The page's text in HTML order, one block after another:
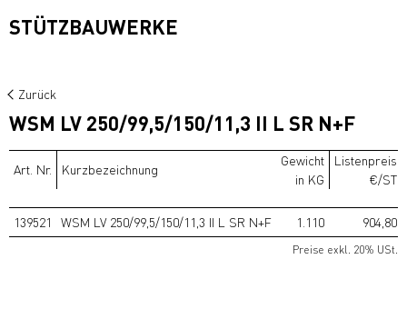
STÜTZBAUWERKE
Zurück
WSM LV 250/99,5/150/11,3 II L SR N+F
Art. Nr. Kurzbezeichnung
Gewicht
in KG
Listenpreis
€/ST
139521 WSM LV 250/99,5/150/11,3 II L SR N+F 1.110 904,80
Preise exkl. 20% USt.